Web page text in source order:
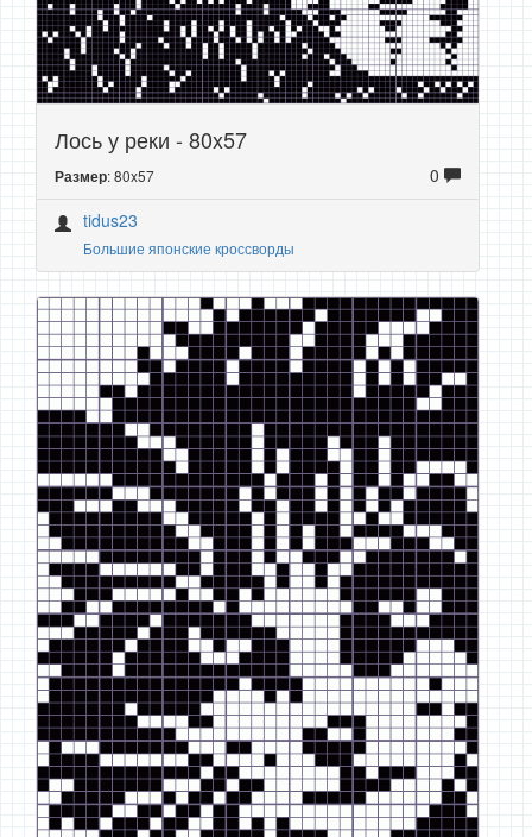
Лось у реки - 80x57
Размер: 80x57
0
tidus23
Большие японские кроссворды